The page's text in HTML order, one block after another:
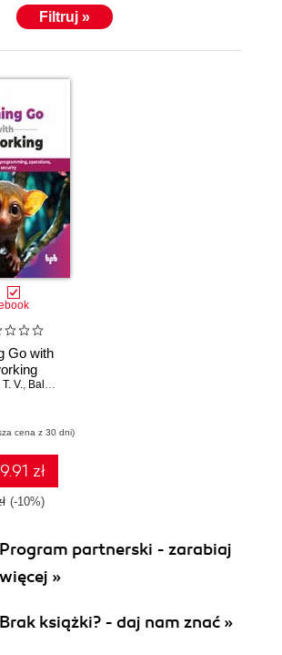
Filtruj »
Go with
V., Balachandar A.
cena z 30 dni)
zł
(-10%)
Program partnerski - zarabiaj
więcej »
Brak książki? - daj nam znać »